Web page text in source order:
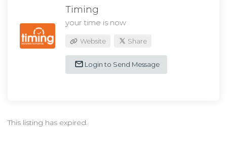
Timing
your time is now
Website Share
Login to Send Message
This listing has expired.